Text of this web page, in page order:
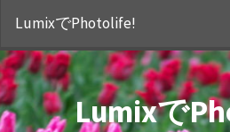
LumixでPhotolife!
Lumixで